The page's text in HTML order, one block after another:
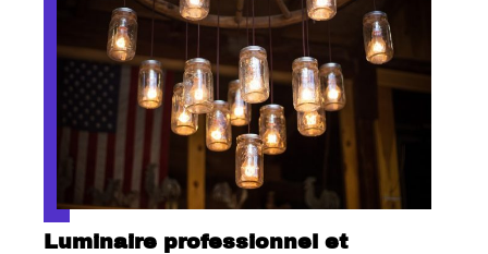
Luminaire professionnel et